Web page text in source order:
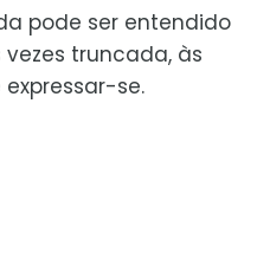
pode ser entendido
truncada, às
se.